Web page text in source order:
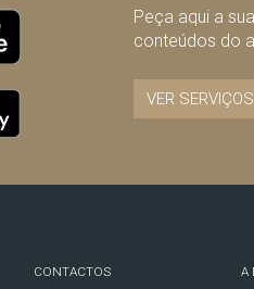
Peça aqui a
conteúdos do
VER SERVIÇOS
CONTACTOS
A